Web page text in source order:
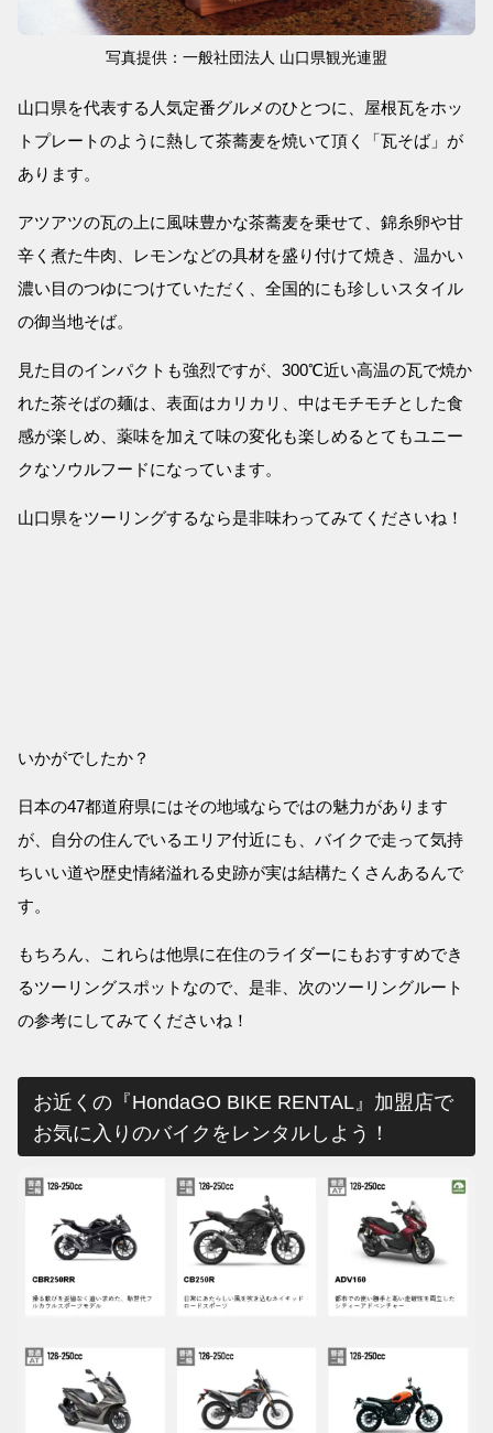
写真提供：一般社団法人 山口県観光連盟
山口県を代表する人気定番グルメのひとつに、屋根瓦をホッ
トプレートのように熱して茶蕎麦を焼いて頂く「瓦そば」が
あります。
アツアツの瓦の上に風味豊かな茶蕎麦を乗せて、錦糸卵や甘
辛く煮た牛肉、レモンなどの具材を盛り付けて焼き、温かい
濃い目のつゆにつけていただく、全国的にも珍しいスタイル
の御当地そば。
見た目のインパクトも強烈ですが、300℃近い高温の瓦で焼か
れた茶そばの麺は、表面はカリカリ、中はモチモチとした食
感が楽しめ、薬味を加えて味の変化も楽しめるとてもユニー
クなソウルフードになっています。
山口県をツーリングするなら是非味わってみてくださいね！
いかがでしたか？
日本の47都道府県にはその地域ならではの魅力があります
が、自分の住んでいるエリア付近にも、バイクで走って気持
ちいい道や歴史情緒溢れる史跡が実は結構たくさんあるんで
す。
もちろん、これらは他県に在住のライダーにもおすすめでき
るツーリングスポットなので、是非、次のツーリングルート
の参考にしてみてくださいね！
お近くの『HondaGO BIKE RENTAL』加盟店で
お気に入りのバイクをレンタルしよう！